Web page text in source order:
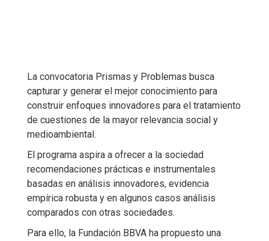
La convocatoria Prismas y Problemas busca
capturar y generar el mejor conocimiento para
construir enfoques innovadores para el tratamiento
de cuestiones de la mayor relevancia social y
medioambiental.
El programa aspira a ofrecer a la sociedad
recomendaciones prácticas e instrumentales
basadas en análisis innovadores, evidencia
empírica robusta y en algunos casos análisis
comparados con otras sociedades.
Para ello, la Fundación BBVA ha propuesto una